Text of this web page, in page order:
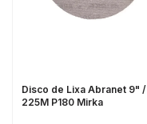
Disco de Lixa Abranet 9" /
225M P180 Mirka